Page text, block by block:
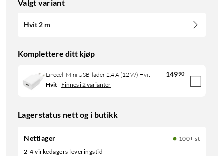
Valgt variant
Hvit 2 m
Komplettere ditt kjøp
Linocell Mini USB-lader 2,4 A (12 W) Hvit 14990
Hvit Finnes i 2 varianter
Lagerstatus nett og i butikk
Nettlager
100+ st
2-4 virkedagers leveringstid